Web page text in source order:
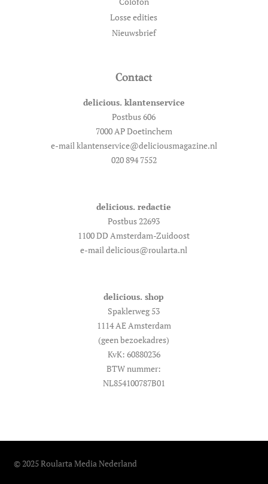
Losse edities
Nieuwsbrief
Contact
delicious. klantenservice
Postbus 606
7000 AP Doetinchem
e-mail klantenservice@deliciousmagazine.nl
020 894 7552
delicious. redactie
Postbus 22693
1100 DD Amsterdam-Zuidoost
e-mail delicious@roularta.nl
delicious. shop
Spaklerweg 53
1114 AE Amsterdam
(geen bezoekadres)
KvK: 60880236
BTW nummer:
NL854100787B01
© 2025 Roularta Media Nederland